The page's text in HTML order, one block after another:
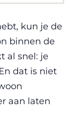
kun je de
binnen de
al snel: je
dat is niet
aan laten